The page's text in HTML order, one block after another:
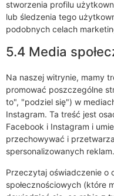
stworzenia profilu
lub śledzenia tego
podobnych celach
5.4 Media
Na naszej witrynie, mamy
promować poszczególne
to", "podziel się") w
Instagram. Ta treść jest
Facebook i Instagram i
przechowywać i
spersonalizowanych reklam.
Przeczytaj oświadczenie o
społecznościowych (które